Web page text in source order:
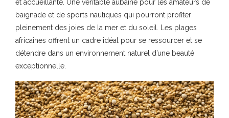
et accueillante. Une véritable aubaine pour les amateurs de
baignade et de sports nautiques qui pourront profiter
pleinement des joies de la mer et du soleil. Les plages
africaines offrent un cadre idéal pour se ressourcer et se
détendre dans un environnement naturel d’une beauté
exceptionnelle.